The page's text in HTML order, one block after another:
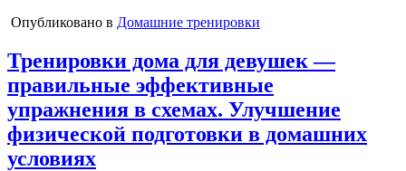
Опубликовано в Домашние тренировки
Тренировки дома для девушек —
правильные эффективные
упражнения в схемах. Улучшение
физической подготовки в домашних
условиях